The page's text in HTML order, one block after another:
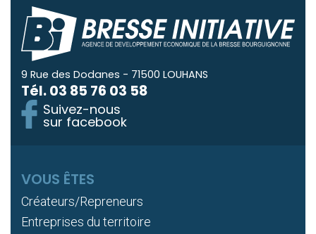
9 Rue des Dodanes - 71500 LOUHANS
Tél.03 85 76 03 58
Suivez-nous
sur facebook
VOUS ÊTES
Créateurs/Repreneurs
Entreprises du territoire